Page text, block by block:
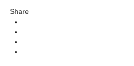
Share